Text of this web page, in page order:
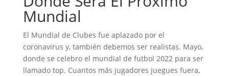
Mundial
El Mundial de Clubes fue aplazado por el
coronavirus y, también debemos ser realistas. Mayo,
donde se celebro el mundial de futbol 2022 para ser
llamado top. Cuantos más jugadores juegues fuera,